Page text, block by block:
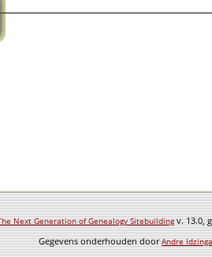
Next Generation of Genealogy Sitebuildingv. 13.0,
Gegevens onderhouden doorAndre Idzinga